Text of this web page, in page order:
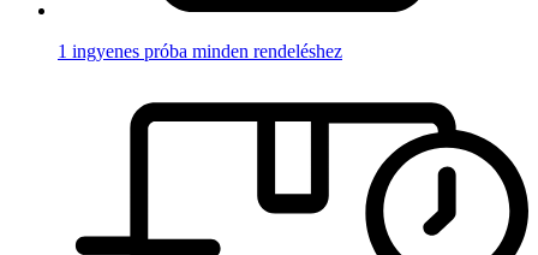
1 ingyenes próba minden rendeléshez